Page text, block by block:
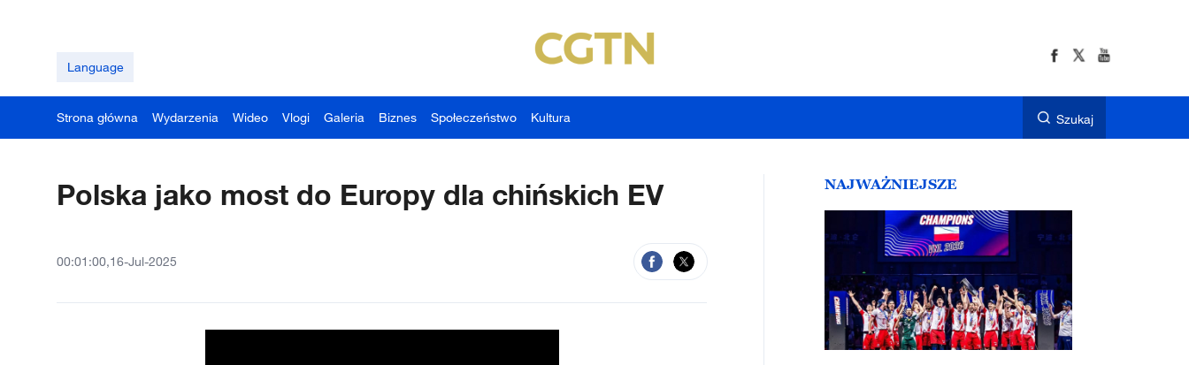
Language
Strona główna Wydarzenia Wideo Vlogi Galeria Biznes Społeczeństwo Kultura Szukaj
Polska jako most do Europy dla chińskich EV
00:01:00,16-Jul-2025
NAJWAŻNIEJSZE